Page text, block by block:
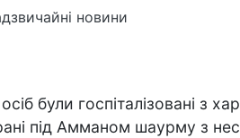
новини
були госпіталізовані з
під Амманом шаурму з